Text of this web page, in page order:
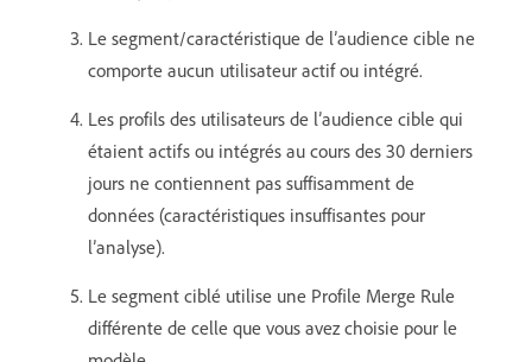
Le segment/caractéristique de l’audience cible ne
comporte aucun utilisateur actif ou intégré.
Les profils des utilisateurs de l’audience cible qui
étaient actifs ou intégrés au cours des 30 derniers
jours ne contiennent pas suffisamment de
données (caractéristiques insuffisantes pour
l’analyse).
Le segment ciblé utilise une Profile Merge Rule
différente de celle que vous avez choisie pour le